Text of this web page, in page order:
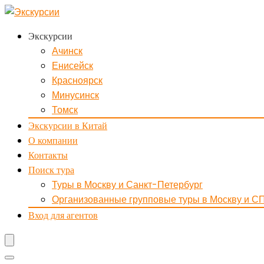
Экскурсии
Ачинск
Енисейск
Красноярск
Минусинск
Томск
Экскурсии в Китай
О компании
Контакты
Поиск тура
Туры в Москву и Санкт-Петербург
Организованные групповые туры в Москву и
Вход для агентов